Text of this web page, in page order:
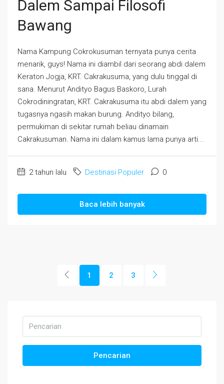
Dalem Sampai Filosofi
Bawang
Nama Kampung Cokrokusuman ternyata punya cerita
menarik, guys! Nama ini diambil dari seorang abdi dalem
Keraton Jogja, KRT. Cakrakusuma, yang dulu tinggal di
sana. Menurut Andityo Bagus Baskoro, Lurah
Cokrodiningratan, KRT. Cakrakusuma itu abdi dalem yang
tugasnya ngasih makan burung. Andityo bilang,
permukiman di sekitar rumah beliau dinamain
Cakrakusuman. Nama ini dalam kamus lama punya arti...
2 tahun lalu Destinasi Populer 0
Baca lebih banyak
1 2 3
Pencarian